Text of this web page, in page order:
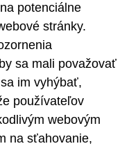
potenciálne
stránky.
sa mali považovať
im vyhýbať,
používateľov
webovým
na sťahovanie,